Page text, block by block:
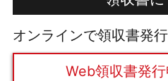
オンラインで領収書発行
Web領収書発